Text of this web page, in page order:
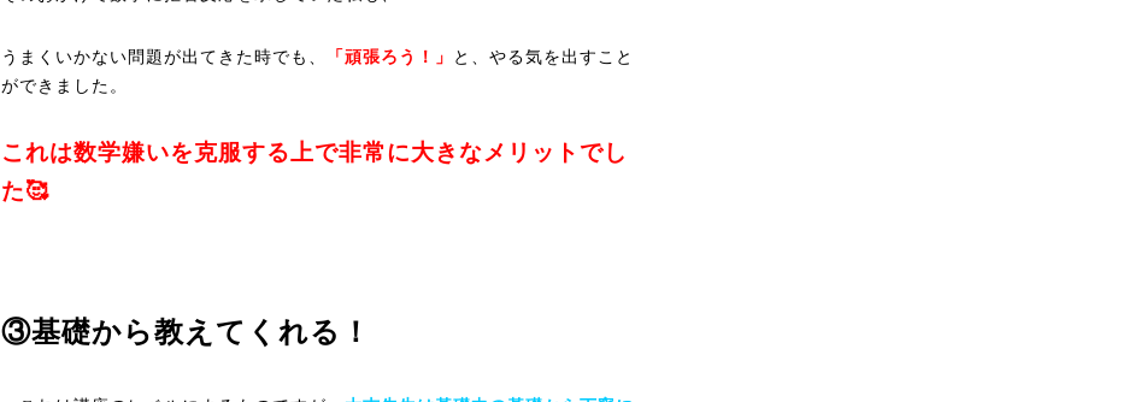
うまくいかない問題が出てきた時でも、 「頑張ろう！」
と、やる気を出すこと
ができました。
これは数学嫌いを克服する上で非常に大きなメリットでし
た🥰
③基礎から教えてくれる！